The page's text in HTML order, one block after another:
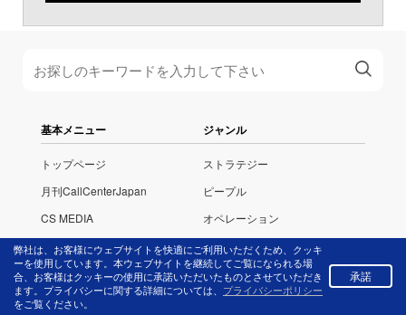
基本メニュー
トップページ
月刊CallCenterJapan
CS MEDIA
イベント・セミナー
お問い合わせ
About us
ジャンル
ストラテジー
ピープル
オペレーション
IT
カスタマーサクセス
データ
弊社は、お客様にウェブサイトを快適にご利用いただくため、クッキ
ーを使用しています。本ウェブサイトを継続してご覧になられる場
合、お客様はクッキーの使用に承諾いただいたものとさせていただき
ます。プライバシーに関する詳細については、 プライバシーポリシー
をご覧ください。
承諾